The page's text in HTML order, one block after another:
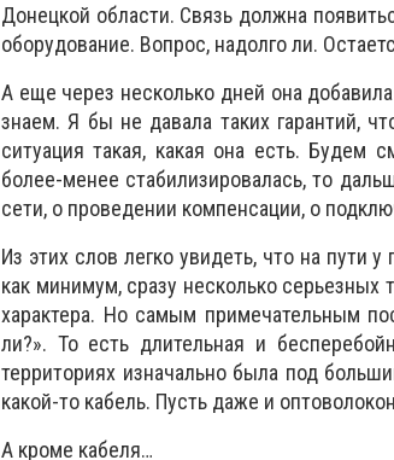
Донецкой области. Связь должна
оборудование. Вопрос, надолго ли.
А еще через несколько дней она
знаем. Я бы не давала таких гарантий,
ситуация такая, какая она есть. Будем
более-менее стабилизировалась, то
сети, о проведении компенсации, о
Из этих слов легко увидеть, что на пути
как минимум, сразу несколько серьезных
характера. Но самым примечательным
ли?». То есть длительная и
территориях изначально была под
какой-то кабель. Пусть даже и
А кроме кабеля…